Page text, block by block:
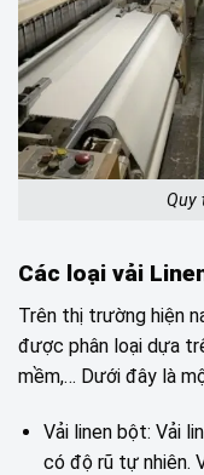
Quy
Các loại vải
Trên thị trường hiện
được phân loại dựa
mềm,… Dưới đây là
Vải linen bột: Vải
có độ rũ tự nhiên.